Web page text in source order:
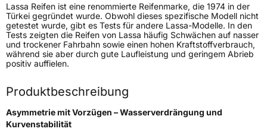
Generelle Merkmale
FahrzeugtypPKW
VerwendungSommerreifen
ModellnameGreenways
Fahrzeugart
PKW & SUV
Weitere Eigenschaften
Lassa Reifen ist eine renommierte Reifenmarke, die 1974 in der
Türkei gegründet wurde. Obwohl dieses spezifische Modell nicht
getestet wurde, gibt es Tests für andere Lassa-Modelle. In den
Tests zeigten die Reifen von Lassa häufig Schwächen auf nasser
und trockener Fahrbahn sowie einen hohen Kraftstoffverbrauch,
während sie aber durch gute Laufleistung und geringem Abrieb
positiv auffielen.
Produktbeschreibung
Asymmetrie mit Vorzügen – Wasserverdrängung und
Kurvenstabilität